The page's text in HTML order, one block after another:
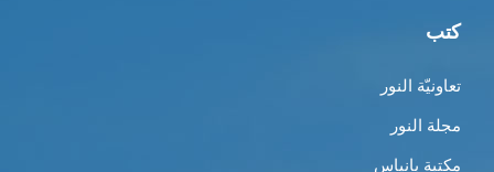
كتب
تعاونيّة النور
مجلة النور
مكتبة بانياس